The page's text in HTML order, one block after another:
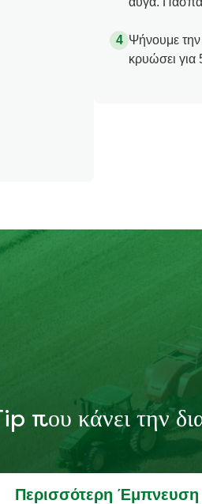
Ψήνουμε
κρυώσει για
που κάνει την
Περισσότερη Έμπνευση